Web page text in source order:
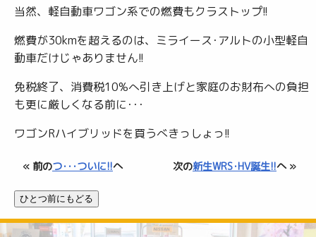
当然、軽自動車ワゴン系での燃費もクラストップ!!
燃費が30kmを超えるのは、ミライース･アルトの小型軽自
動車だけじゃありません!!
免税終了、消費税10%へ引き上げと家庭のお財布への負担
も更に厳しくなる前に･･･
ワゴンRハイブリッドを買うべきっしょっ!!
« 前のつ･･･ついに!!へ 次の新生WRS･HV誕生!!へ »